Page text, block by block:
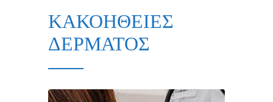
ΚΑΚΟΗΘΕΙΕΣ
ΔΕΡΜΑΤΟΣ